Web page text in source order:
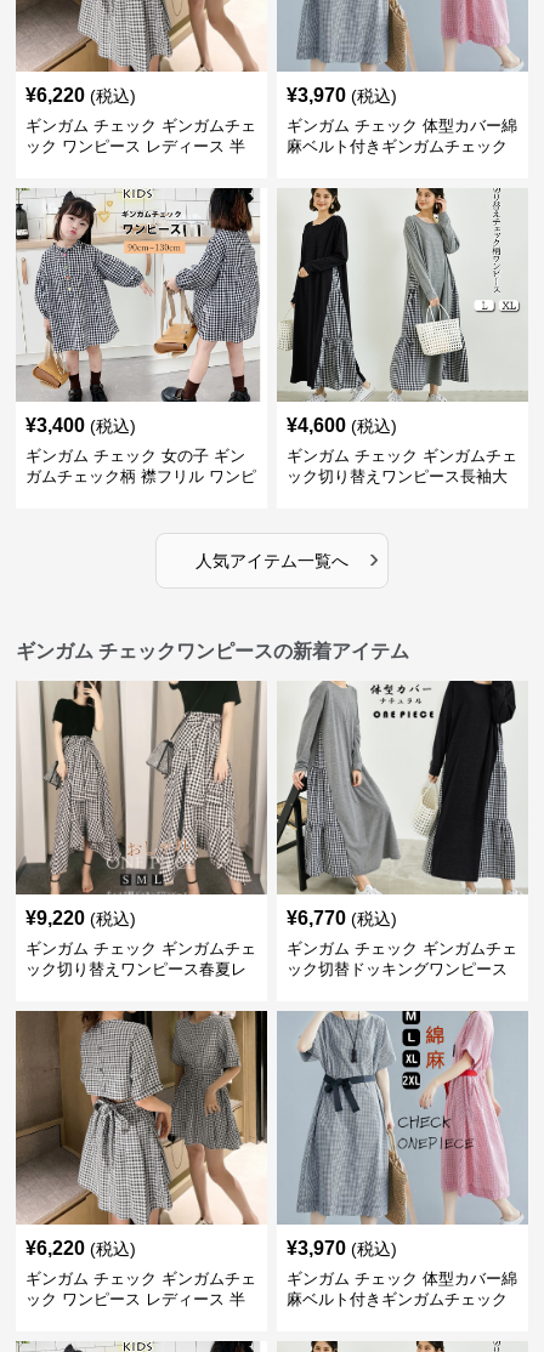
¥6,220 (税込)
ギンガム チェック ギンガムチェ
ック ワンピース レディース 半
¥3,970 (税込)
ギンガム チェック 体型カバー綿
麻ベルト付きギンガムチェック
¥3,400 (税込)
ギンガム チェック 女の子 ギン
ガムチェック柄 襟フリル ワンピ
¥4,600 (税込)
ギンガム チェック ギンガムチェ
ック切り替えワンピース長袖大
人気アイテム一覧へ ›
ギンガム チェックワンピースの新着アイテム
¥9,220 (税込)
ギンガム チェック ギンガムチェ
ック切り替えワンピース春夏レ
¥6,770 (税込)
ギンガム チェック ギンガムチェ
ック切替ドッキングワンピース
¥6,220 (税込)
ギンガム チェック ギンガムチェ
ック ワンピース レディース 半
¥3,970 (税込)
ギンガム チェック 体型カバー綿
麻ベルト付きギンガムチェック